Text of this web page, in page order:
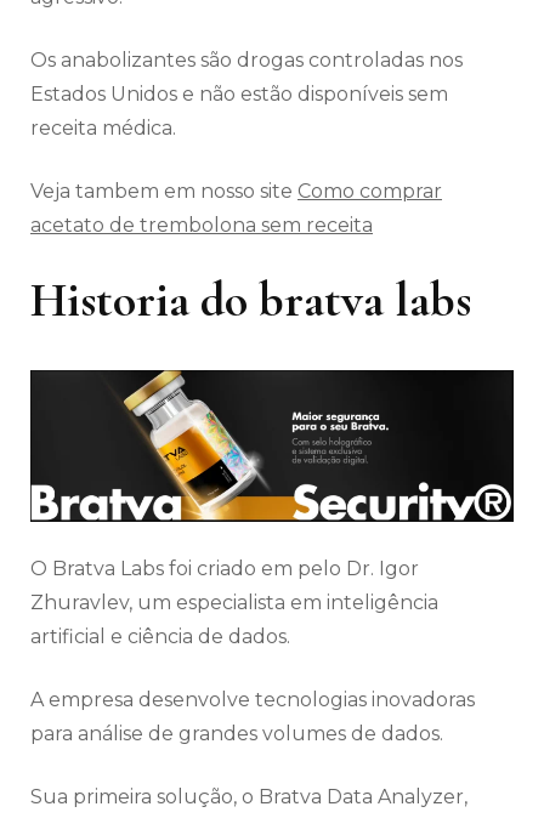
Os anabolizantes são drogas controladas nos
Estados Unidos e não estão disponíveis sem
receita médica.
Veja tambem em nosso site Como comprar
acetato de trembolona sem receita
Historia do bratva labs
O Bratva Labs foi criado em pelo Dr. Igor
Zhuravlev, um especialista em inteligência
artificial e ciência de dados.
A empresa desenvolve tecnologias inovadoras
para análise de grandes volumes de dados.
Sua primeira solução, o Bratva Data Analyzer,